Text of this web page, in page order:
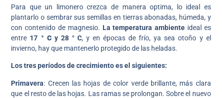
Para que un limonero crezca de manera optima, lo ideal es
plantarlo o sembrar sus semillas en tierras abonadas, húmeda, y
con contenido de magnesio. La temperatura ambiente ideal es
entre 17 ° Cy 28 ° C, y en épocas de frío, ya sea otoño y el
invierno, hay que mantenerlo protegido de las heladas.
Los tres períodos de crecimiento es el siguientes:
Primavera: Crecen las hojas de color verde brillante, más clara
que el resto de las hojas. Las ramas se prolongan. Sobre el nuevo